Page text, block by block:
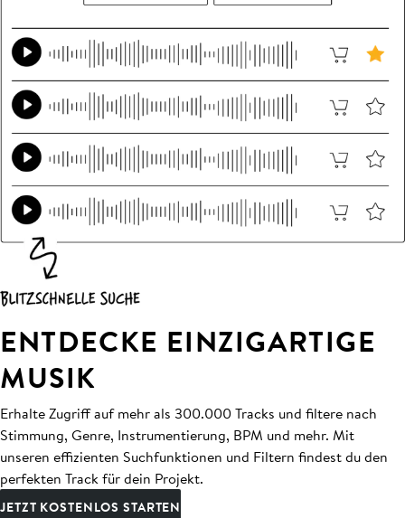
ENTDECKE EINZIGARTIGE
MUSIK
Erhalte Zugriff auf mehr als 300.000 Tracks und filtere nach
Stimmung, Genre, Instrumentierung, BPM und mehr. Mit
unseren effizienten Suchfunktionen und Filtern findest du den
perfekten Track für dein Projekt.
JETZT KOSTENLOS STARTEN